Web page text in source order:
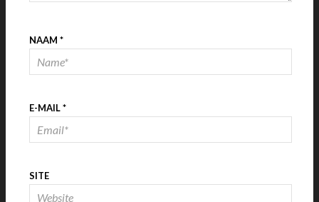
NAAM *
E-MAIL*
SITE